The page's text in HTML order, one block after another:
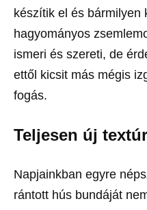
készítik el és bármilyen
hagyományos
ismeri és szereti, de
ettől kicsit más mégis
fogás.
Teljesen új
Napjainkban egyre
rántott hús bundáját